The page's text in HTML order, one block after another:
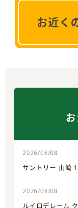
お近く
2026/08/08
サントリー 山崎
2026/08/08
ルイロデレール